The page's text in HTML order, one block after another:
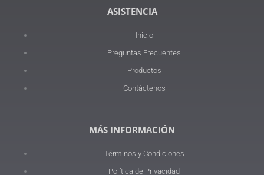
ASISTENCIA
Inicio
Preguntas Frecuentes
Productos
Contáctenos
MÁS INFORMACIÓN
Términos y Condiciones
Política de Privacidad